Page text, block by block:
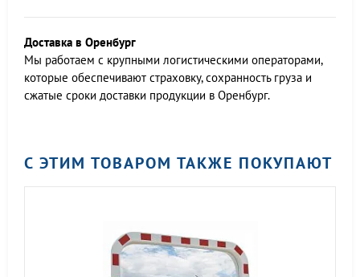
Доставка в Оренбург
Мы работаем c крупными логистическими операторами,
которые обеспечивают страховку, сохранность груза и
сжатые сроки доставки продукции в Оренбург.
С ЭТИМ ТОВАРОМ ТАКЖЕ ПОКУПАЮТ